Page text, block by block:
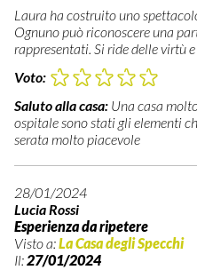
Laura ha costruito uno
Ognuno può riconoscere una
rappresentati. Si ride delle virtù
Voto:
Saluto alla casa: Una casa
ospitale sono stati gli elementi
serata molto piacevole
28/01/2024
Lucia Rossi
Esperienza da ripetere
Visto a:La Casa degli Specchi
Il:27/01/2024